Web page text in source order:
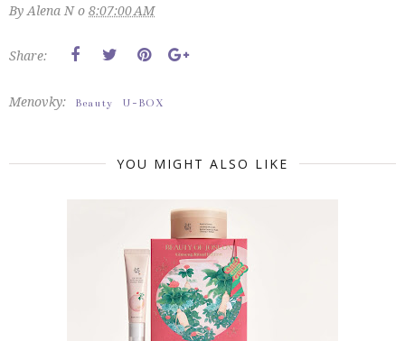
ByAlena N o 8:07:00 AM
Share:
Menovky: Beauty U-BOX
YOU MIGHT ALSO LIKE